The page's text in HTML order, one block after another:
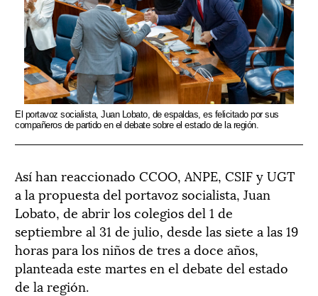
El portavoz socialista, Juan Lobato, de espaldas, es felicitado por sus
compañeros de partido en el debate sobre el estado de la región.
Así han reaccionado CCOO, ANPE, CSIF y UGT
a la propuesta del portavoz socialista, Juan
Lobato, de abrir los colegios del 1 de
septiembre al 31 de julio, desde las siete a las 19
horas para los niños de tres a doce años,
planteada este martes en el debate del estado
de la región.